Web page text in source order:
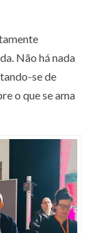
Não há nada
se de
o que se ama